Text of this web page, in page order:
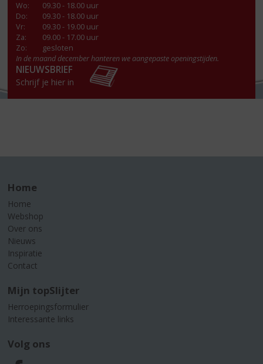
Wo:
09.30 - 18.00 uur
Do:
09.30 - 18.00 uur
Vr:
09.30 - 19.00 uur
Za:
09.00 - 17.00 uur
Zo:
gesloten
In de maand december hanteren we aangepaste openingstijden.
NIEUWSBRIEF
Schrijf je hier in
Home
Home
Webshop
Over ons
Nieuws
Inspiratie
Contact
Mijn topSlijter
Herroepingsformulier
Interessante links
Volg ons